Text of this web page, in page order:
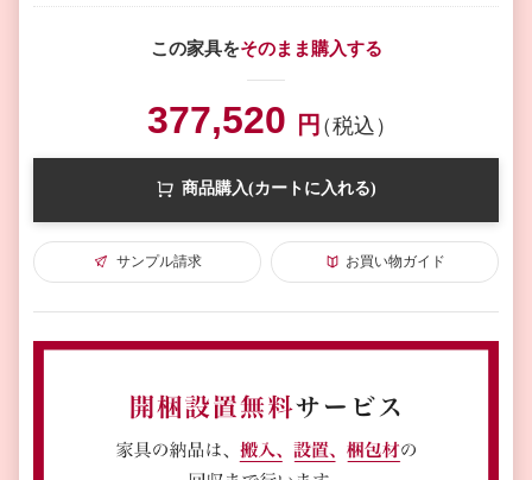
この家具をそのまま購入する
377,520 円（税込）
商品購入(カートに入れる)
サンプル請求 お買い物ガイド